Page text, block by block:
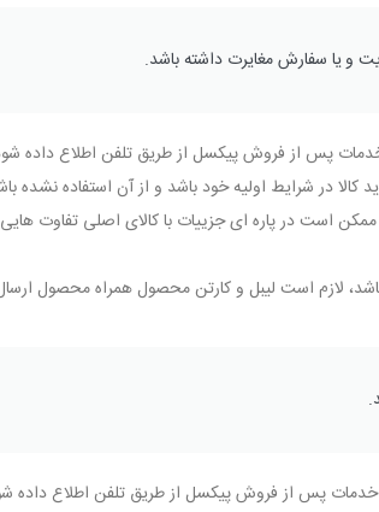
و یا سفارش مغایرت داشته باشد.
کالا در شرایط اولیه خود باشد و از آن استفاده نشده
در پاره ای جزییات با کالای اصلی تفاوت هایی
لازم است لیبل و کارتن محصول همراه محصول